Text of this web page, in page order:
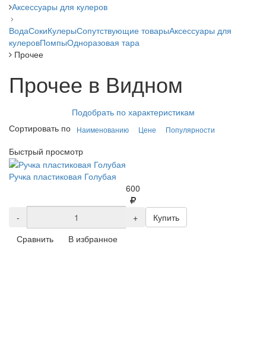
Аксессуары для кулеров
ВодаСокиКулерыСопутствующие товарыАксессуары для
кулеровПомпыОдноразовая тара
Прочее
Прочее в Видном
Подобрать по характеристикам
Сортировать по
Наименованию Цене Популярности
Быстрый просмотр
Ручка пластиковая Голубая
600
- +
Купить
Сравнить
В избранное